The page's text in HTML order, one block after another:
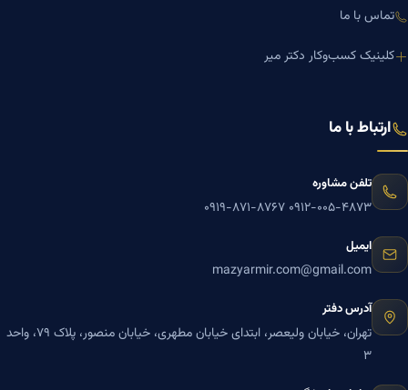
تماس با ما
کلینیک کسب‌وکار دکتر میر
ارتباط با ما
تلفن مشاوره
۰۹۱۲-۰۰۵-۴۸۷۳ ۰۹۱۹-۸۷۱-۸۷۶۷
ایمیل
mazyarmir.com@gmail.com
آدرس دفتر
تهران، خیابان ولیعصر، ابتدای خیابان مطهری، خیابان منصور، پلاک ۷۹، واحد
۳